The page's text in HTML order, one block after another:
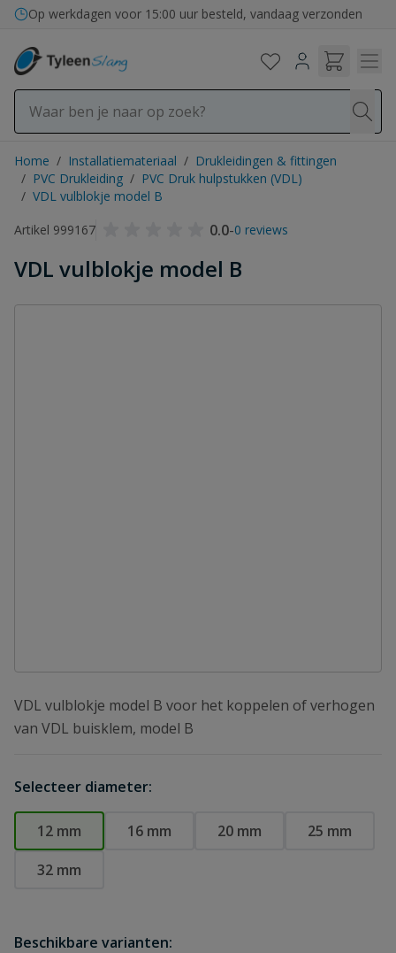
Ga naar de inhoud
Op werkdagen voor 15:00 uur besteld, vandaag verzonden
Home / Installatiemateriaal / Drukleidingen & fittingen
/ PVC Drukleiding / PVC Druk hulpstukken (VDL)
/ VDL vulblokje model B
Artikel 999167
0.0-0 reviews
VDL vulblokje model B
VDL vulblokje model B voor het koppelen of verhogen
van VDL buisklem, model B
Selecteer diameter:
12 mm 16 mm 20 mm
25 mm
32 mm
Beschikbare varianten: